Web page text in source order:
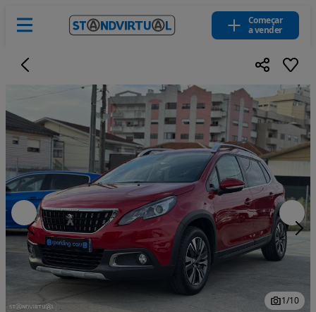
Começar
a vender
1/10